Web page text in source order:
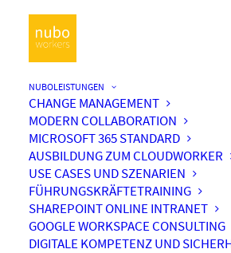
NUBOLEISTUNGEN
CHANGE MANAGEMENT
MODERN COLLABORATION
MICROSOFT 365 STANDARD
AUSBILDUNG ZUM CLOUDWORKER
USE CASES UND SZENARIEN
FÜHRUNGSKRÄFTETRAINING
SHAREPOINT ONLINE INTRANET
GOOGLE WORKSPACE CONSULTING
DIGITALE KOMPETENZ UND